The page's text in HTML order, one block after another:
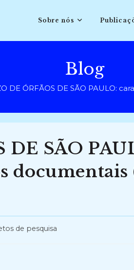
Sobre nós
Blog
DE ÓRFÃOS DE SÃO PAULO:
DE SÃO
de pesquisa